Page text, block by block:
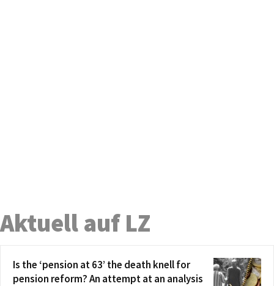
Aktuell auf LZ
Is the ‘pension at 63’ the death knell for
pension reform? An attempt at an analysis